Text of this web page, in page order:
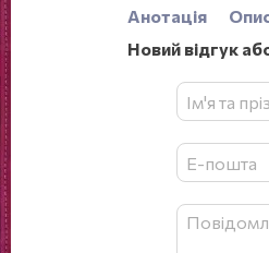
Анотація
Новий відгук